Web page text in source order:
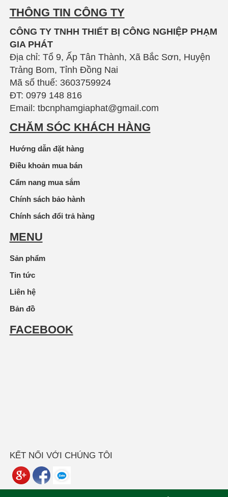
THÔNG TIN CÔNG TY
CÔNG TY TNHH THIẾT BỊ CÔNG NGHIỆP PHẠM
GIA PHÁT
Địa chỉ: Tổ 9, Ấp Tân Thành, Xã Bắc Sơn, Huyện
Trảng Bom, Tỉnh Đồng Nai
Mã số thuế: 3603759924
ĐT: 0979 148 816
Email: tbcnphamgiaphat@gmail.com
CHĂM SÓC KHÁCH HÀNG
Hướng dẫn đặt hàng
Điều khoản mua bán
Cẩm nang mua sắm
Chính sách bảo hành
Chính sách đổi trả hàng
MENU
Sản phẩm
Tin tức
Liên hệ
Bản đồ
FACEBOOK
KẾT NỐI VỚI CHÚNG TÔI